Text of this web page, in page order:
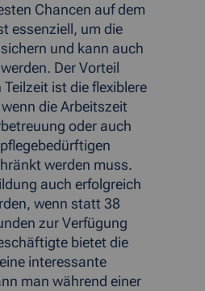
Chancen auf dem
essenziell, um die
und kann auch
Der Vorteil
ist die flexiblere
die Arbeitszeit
oder auch
werden muss.
auch erfolgreich
wenn statt 38
zur Verfügung
bietet die
interessante
man während einer